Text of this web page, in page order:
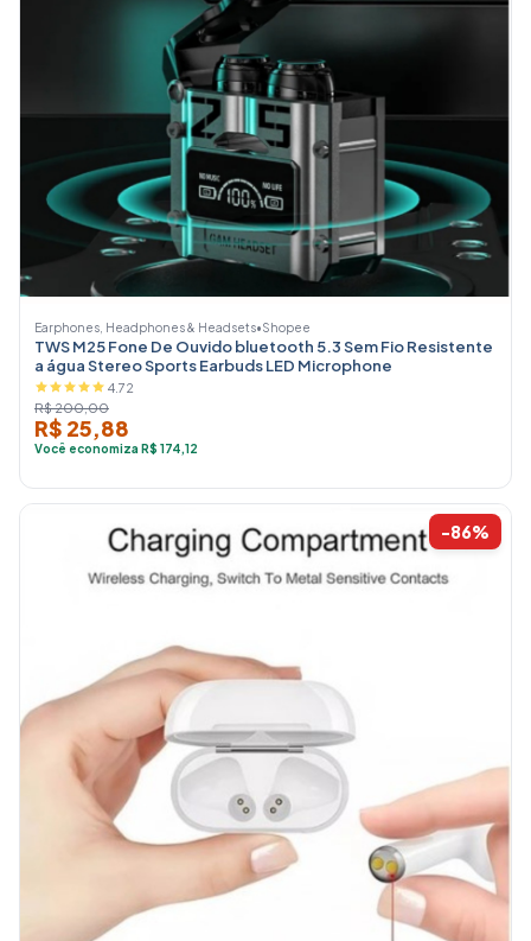
Earphones, Headphones & Headsets•Shopee
TWS M25 Fone De Ouvido bluetooth 5.3 Sem Fio Resistente
a água Stereo Sports Earbuds LED Microphone
4.72
R$ 200,00
R$ 25,88
Você economiza R$ 174,12
-86%